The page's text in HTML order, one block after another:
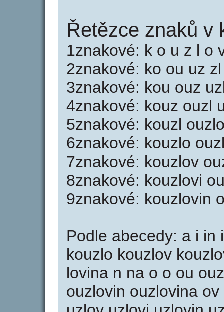
Řetězce znaků v
1znakové: k o u z l o
2znakové: ko ou uz
3znakové: kou ouz
4znakové: kouz ouzl
5znakové: kouzl
6znakové: kouzlo
7znakové: kouzlov
8znakové: kouzlovi
9znakové: kouzlovin
Podle abecedy: a i in
kouzlo kouzlov
lovina n na o o ou
ouzlovin ouzlovina